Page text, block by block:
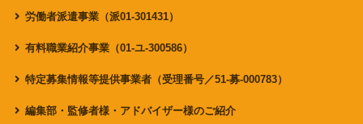
労働者派遣事業（派01-301431）
有料職業紹介事業（01-ユ-300586）
特定募集情報等提供事業者（受理番号／51-募-000783）
編集部・監修者様・アドバイザー様のご紹介